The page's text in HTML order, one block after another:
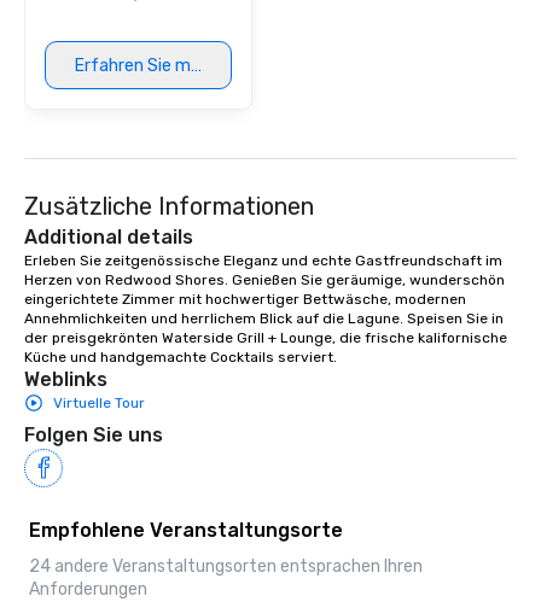
Erfahren Sie mehr
Zusätzliche Informationen
Additional details
Erleben Sie zeitgenössische Eleganz und echte Gastfreundschaft im
Herzen von Redwood Shores. Genießen Sie geräumige, wunderschön
eingerichtete Zimmer mit hochwertiger Bettwäsche, modernen
Annehmlichkeiten und herrlichem Blick auf die Lagune. Speisen Sie in
der preisgekrönten Waterside Grill + Lounge, die frische kalifornische
Küche und handgemachte Cocktails serviert.
Weblinks
Virtuelle Tour
Folgen Sie uns
Empfohlene Veranstaltungsorte
24 andere Veranstaltungsorten entsprachen Ihren
Anforderungen